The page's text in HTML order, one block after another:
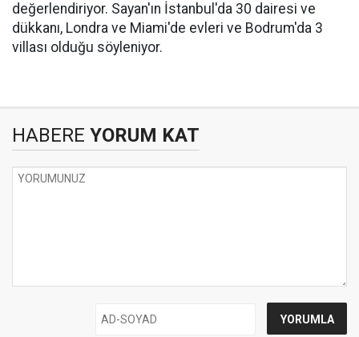
değerlendiriyor. Sayan'ın İstanbul'da 30 dairesi ve
dükkanı, Londra ve Miami'de evleri ve Bodrum'da 3
villası olduğu söyleniyor.
HABERE YORUM KAT